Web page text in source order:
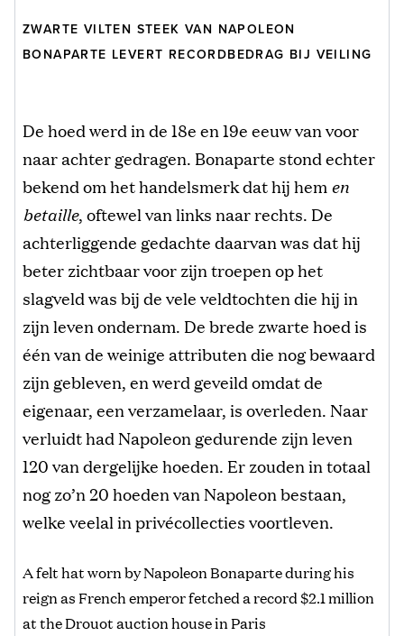
ZWARTE VILTEN STEEK VAN NAPOLEON
BONAPARTE LEVERT RECORDBEDRAG BIJ VEILING
De hoed werd in de 18e en 19e eeuw van voor
naar achter gedragen. Bonaparte stond echter
bekend om het handelsmerk dat hij hem en
betaille, oftewel van links naar rechts. De
achterliggende gedachte daarvan was dat hij
beter zichtbaar voor zijn troepen op het
slagveld was bij de vele veldtochten die hij in
zijn leven ondernam. De brede zwarte hoed is
één van de weinige attributen die nog bewaard
zijn gebleven, en werd geveild omdat de
eigenaar, een verzamelaar, is overleden. Naar
verluidt had Napoleon gedurende zijn leven
120 van dergelijke hoeden. Er zouden in totaal
nog zo’n 20 hoeden van Napoleon bestaan,
welke veelal in privécollecties voortleven.
A felt hat worn by Napoleon Bonaparte during his
reign as French emperor fetched a record $2.1 million
at the Drouot auction house in Paris